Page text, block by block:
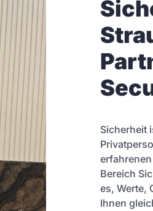
Sicherheit
Bereich
es, Werte,
Ihnen